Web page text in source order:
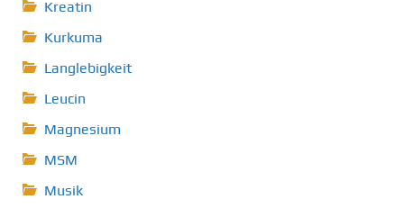
Kreatin
Kurkuma
Langlebigkeit
Leucin
Magnesium
MSM
Musik